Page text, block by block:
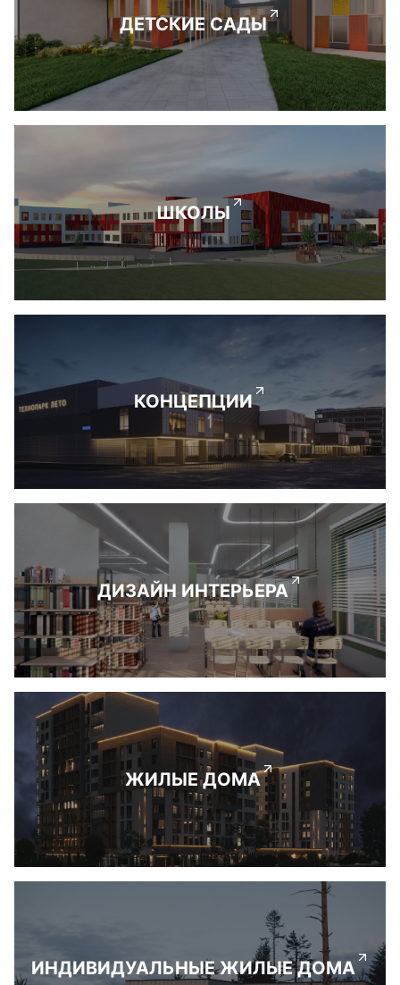
ДЕТСКИЕ САДЫ
ШКОЛЫ
КОНЦЕПЦИИ
ДИЗАЙН ИНТЕРЬЕРА
ЖИЛЫЕ ДОМА
ИНДИВИДУАЛЬНЫЕ ЖИЛЫЕ ДОМА